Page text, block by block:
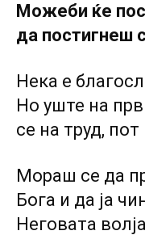
Можеби ќе
да постигнеш
Нека е
Но уште на
се на труд, пот
Мораш се да
Бога и да ја
Неговата